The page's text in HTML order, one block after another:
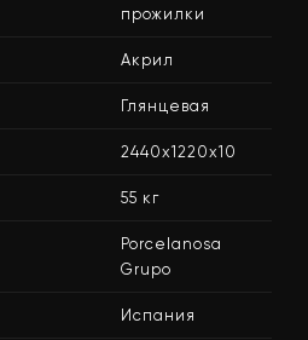
прожилки
Акрил
Глянцевая
2440х1220х10
55 кг
Porcelanosa
Grupo
Испания